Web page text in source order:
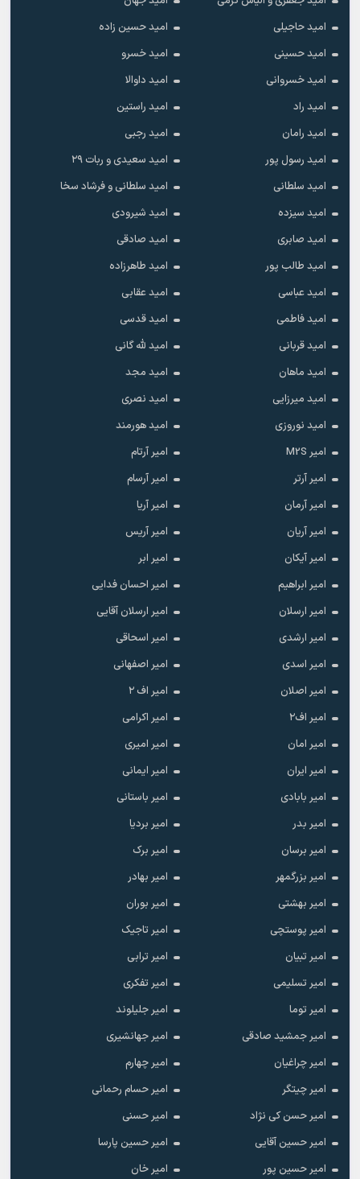
امید حاجیلی
امید حسین زاده
امید حسینی
امید خسرو
امید خسروانی
امید داوالا
امید راد
امید راستین
امید رامان
امید رجبی
امید رسول پور
امید سعیدی و ربات ۲۹
امید سلطانی
امید سلطانی و فرشاد سخا
امید سیزده
امید شیرودی
امید صابری
امید صادقی
امید طالب پور
امید طاهرزاده
امید عباسی
امید عقابی
امید فاطمی
امید قدسی
امید قربانی
امید لله گانی
امید ماهان
امید مجد
امید میرزایی
امید نصری
امید نوروزی
امید هورمند
امیر M2S
امیر آرتام
امیر آرتر
امیر آرسام
امیر آرمان
امیر آریا
امیر آریان
امیر آریس
امیر آیکان
امیر ابر
امیر ابراهیم
امیر احسان فدایی
امیر ارسلان
امیر ارسلان آقایی
امیر ارشدی
امیر اسحاقی
امیر اسدی
امیر اصفهانی
امیر اصلان
امیر اف ۲
امیر اف۲
امیر اکرامی
امیر امان
امیر امیری
امیر ایران
امیر ایمانی
امیر بابادی
امیر باستانی
امیر بدر
امیر بردیا
امیر برسان
امیر برک
امیر بزرگمهر
امیر بهادر
امیر بهشتی
امیر بوران
امیر پوستچی
امیر تاجیک
امیر تبیان
امیر ترابی
امیر تسلیمی
امیر تفکری
امیر توما
امیر جلیلوند
امیر جمشید صادقی
امیر جهانشیری
امیر چراغیان
امیر چهارم
امیر چیتگر
امیر حسام رحمانی
امیر حسن کی نژاد
امیر حسنی
امیر حسین آقایی
امیر حسین پارسا
امیر حسین پور
امیر خان